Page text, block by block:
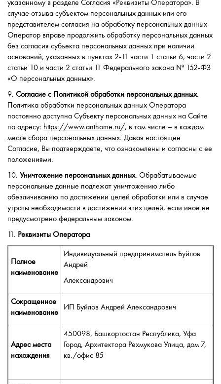
указанному в разделе Согласия «Реквизиты Оператора». В
случае отзыва субъектом персональных данных или его
представителем согласия на обработку персональных данных
Оператор вправе продолжить обработку персональных данных
без согласия субъекта персональных данных при наличии
оснований, указанных в пунктах 2-11 части 1 статьи 6, части 2
статьи 10 и части 2 статьи 11 Федерального закона № 152-ФЗ
«О персональных данных».
9. Согласие с Политикой обработки персональных данных.
Политика обработки персональных данных Оператора
постоянно доступна Субъекту персональных данных на Сайте
по адресу: https://www.anthome.ru/, в том числе – в каждом
месте сбора персональных данных. Давая настоящее
Согласие, Вы подтверждаете, что ознакомлены и согласны с ее
положениями.
10. Уничтожение персональных данных. Обрабатываемые
персональные данные подлежат уничтожению либо
обезличиванию по достижении целей обработки или в случае
утраты необходимости в достижении этих целей, если иное не
предусмотрено федеральным законом.
11. Реквизиты Оператора
Полное
наименование
Индивидуальный предприниматель Буйлов
Андрей
Александрович
Сокращенное
наименование
ИП Буйлов Андрей Александрович
Адрес места
нахождения
450098, Башкортостан Республика, Уфа
Город, Архитектора Рехмукова Улица, дом 7,
кв./офис 85